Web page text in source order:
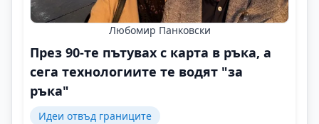
Любомир Панковски
През 90-те пътувах с карта в ръка, а
сега технологиите те водят "за
ръка"
Идеи отвъд границите